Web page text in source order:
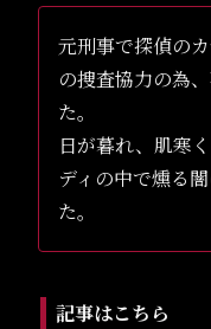
元刑事で探偵の
の捜査協力の為
た。
日が暮れ、肌寒
ディの中で燻る
た。
記事はこちら